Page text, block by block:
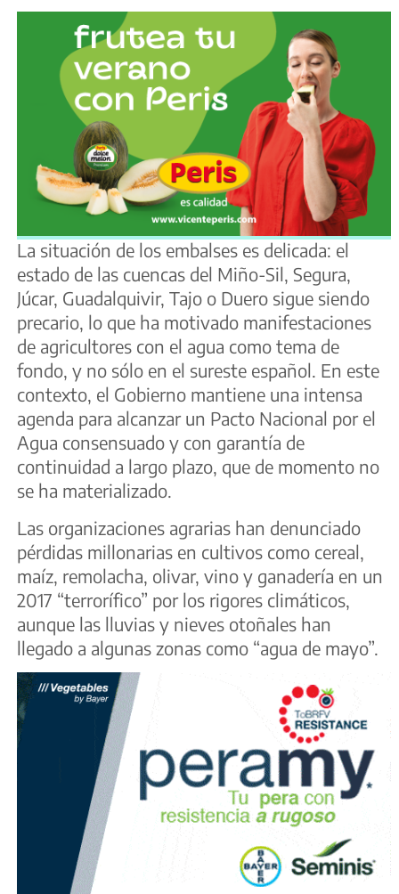
La situación de los embalses es delicada: el
estado de las cuencas del Miño-Sil, Segura,
Júcar, Guadalquivir, Tajo o Duero sigue siendo
precario, lo que ha motivado manifestaciones
de agricultores con el agua como tema de
fondo, y no sólo en el sureste español. En este
contexto, el Gobierno mantiene una intensa
agenda para alcanzar un Pacto Nacional por el
Agua consensuado y con garantía de
continuidad a largo plazo, que de momento no
se ha materializado.
Las organizaciones agrarias han denunciado
pérdidas millonarias en cultivos como cereal,
maíz, remolacha, olivar, vino y ganadería en un
2017 “terrorífico” por los rigores climáticos,
aunque las lluvias y nieves otoñales han
llegado a algunas zonas como “agua de mayo”.